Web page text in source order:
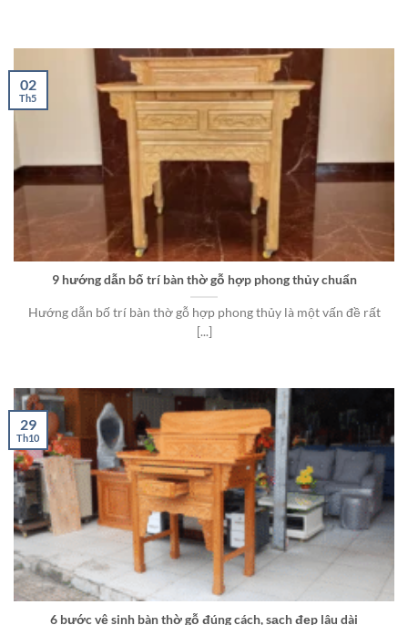
9 hướng dẫn bố trí bàn thờ gỗ hợp phong thủy chuẩn
Hướng dẫn bố trí bàn thờ gỗ hợp phong thủy là một vấn đề rất
[...]
02
Th5
6 bước vệ sinh bàn thờ gỗ đúng cách, sạch đẹp lâu dài
29
Th10